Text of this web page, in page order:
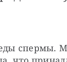
спермы.